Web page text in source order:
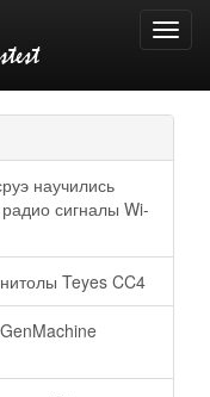
научились
сигналы Wi-
Teyes CC4